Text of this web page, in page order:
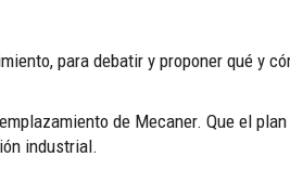
para debatir y proponer qué y
de Mecaner. Que el plan
industrial.